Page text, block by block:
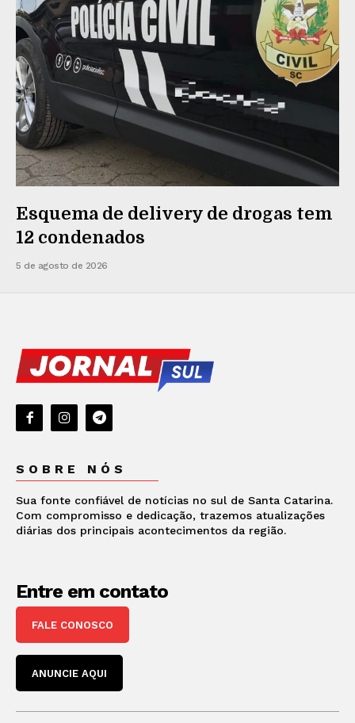
Esquema de delivery de drogas tem
12 condenados
5 de agosto de 2026
SOBRE NÓS
Sua fonte confiável de notícias no sul de Santa Catarina.
Com compromisso e dedicação, trazemos atualizações
diárias dos principais acontecimentos da região.
Entre em contato
FALE CONOSCO
ANUNCIE AQUI